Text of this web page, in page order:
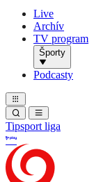
Live
Archív
TV program
Športy
Podcasty
Tipsport liga